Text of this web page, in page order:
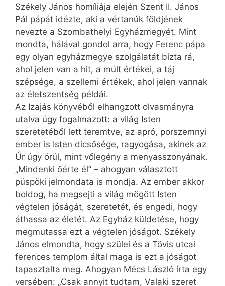
Székely János homíliája elején Szent II. János
Pál pápát idézte, aki a vértanúk földjének
nevezte a Szombathelyi Egyházmegyét. Mint
mondta, hálával gondol arra, hogy Ferenc pápa
egy olyan egyházmegye szolgálatát bízta rá,
ahol jelen van a hit, a múlt értékei, a táj
szépsége, a szellemi értékek, ahol jelen vannak
az életszentség példái.
Az Izajás könyvéből elhangzott olvasmányra
utalva úgy fogalmazott: a világ Isten
szeretetéből lett teremtve, az apró, porszemnyi
ember is Isten dicsősége, ragyogása, akinek az
Úr úgy örül, mint vőlegény a menyasszonyának.
„Mindenki őérte él” – ahogyan választott
püspöki jelmondata is mondja. Az ember akkor
boldog, ha megsejti a világ mögött Isten
végtelen jóságát, szeretetét, és engedi, hogy
áthassa az életét. Az Egyház küldetése, hogy
megmutassa ezt a végtelen jóságot. Székely
János elmondta, hogy szülei és a Tövis utcai
ferences templom által maga is ezt a jóságot
tapasztalta meg. Ahogyan Mécs László írta egy
versében: „Csak annyit tudtam, Valaki szeret